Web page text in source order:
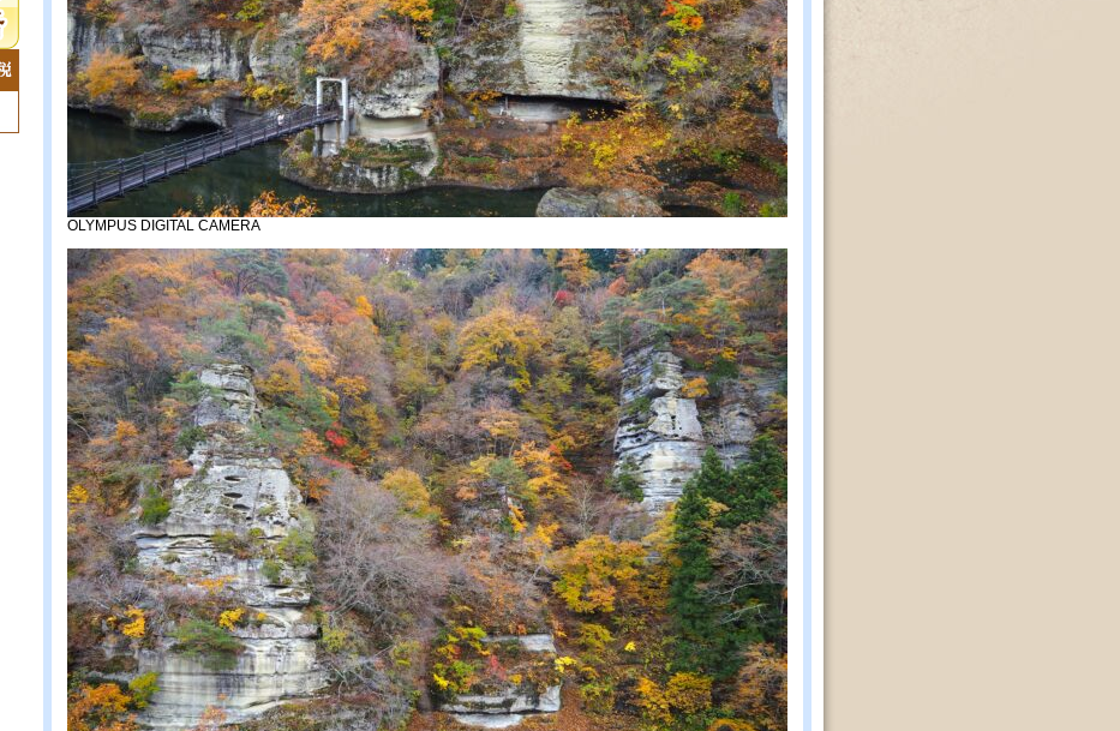
OLYMPUS DIGITAL CAMERA